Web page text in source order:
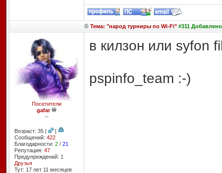
Тема: "народ турниры по Wi-Fi"#311
Посетители
gafar
--
Возраст: 35 |
|
Сообщений: 422
Благодарности: 2/ 21
Репутация: 47
Предупреждений: 1
Друзья
Тут: 17 лет 11 месяцев
в килзон или syfon
pspinfo_team :-)